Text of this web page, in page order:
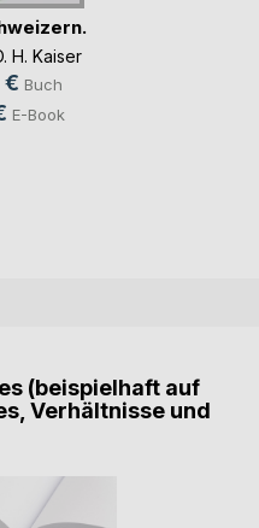
H. Kaiser
€ Buch
E-Book
(beispielhaft auf
Verhältnisse und